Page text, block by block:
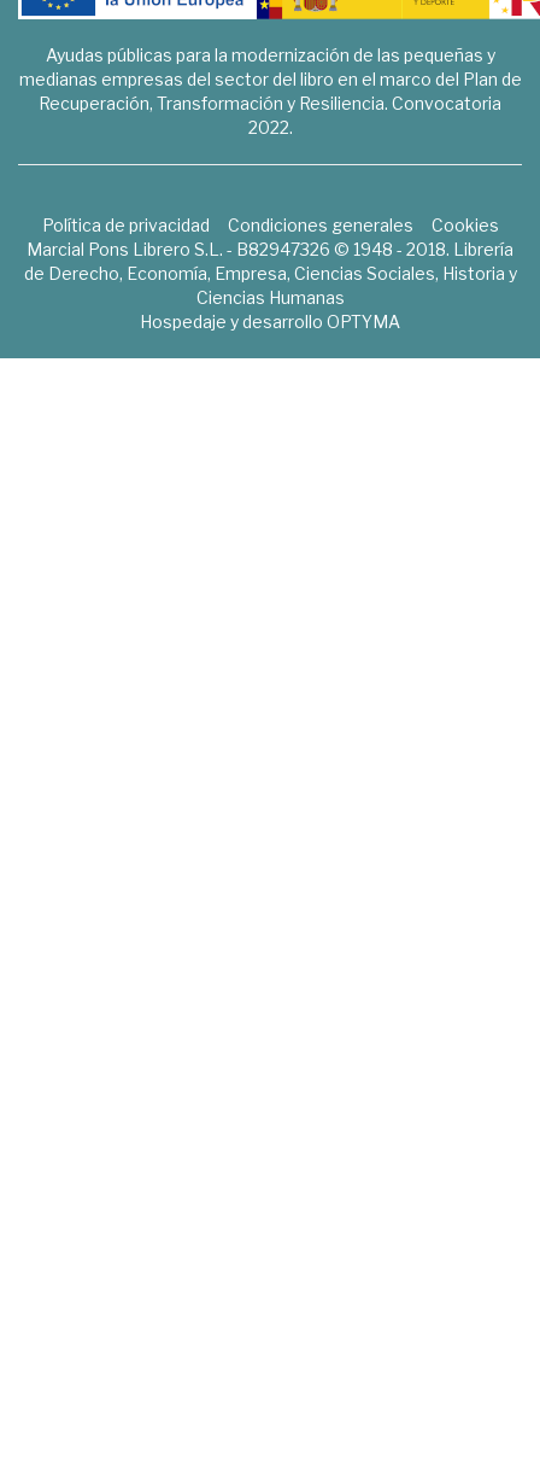
Ayudas públicas para la modernización de las pequeñas y
medianas empresas del sector del libro en el marco del Plan de
Recuperación, Transformación y Resiliencia. Convocatoria
2022.
Política de privacidad Condiciones generales
Cookies
Marcial Pons Librero S.L. - B82947326 © 1948 - 2018. Librería
de Derecho, Economía, Empresa, Ciencias Sociales, Historia y
Ciencias Humanas
Hospedaje y desarrollo OPTYMA